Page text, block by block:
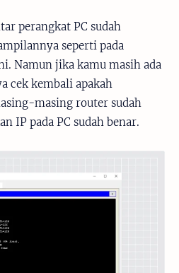
perangkat PC sudah
seperti pada
Namun jika kamu masih ada
cek kembali apakah
masing router sudah
IP pada PC sudah benar.